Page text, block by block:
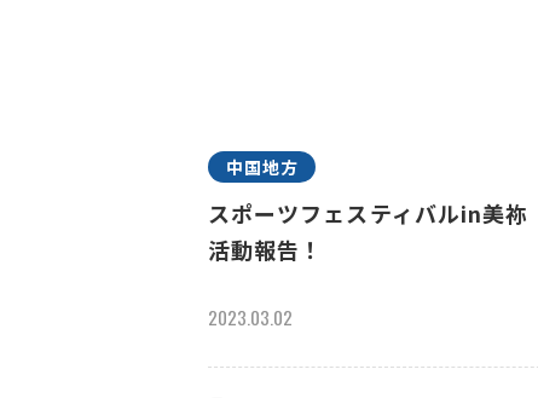
中国地方
スポーツフェスティバルin美祢
活動報告！
2023.03.02